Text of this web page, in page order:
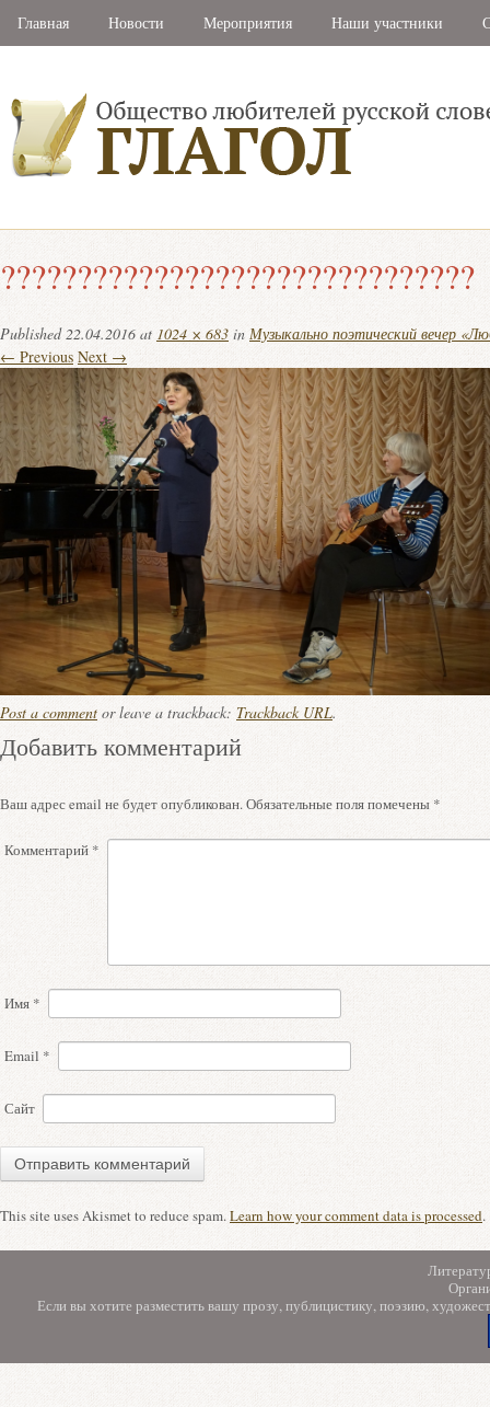
Главная Новости Мероприятия Наши участники
???????????????????????????????
Published22.04.2016 at 1024 × 683 in Музыкально поэтический вечер
← Previous Next →
Post a comment or leave a trackback: Trackback URL.
Добавить комментарий
Ваш адрес email не будет опубликован.Обязательные поля помечены *
Комментарий *
Имя *
Email *
Сайт
This site uses Akismet to reduce spam.Learn how your comment data is processed.
Если вы хотите разместить вашу прозу, публицистику, поэзию,